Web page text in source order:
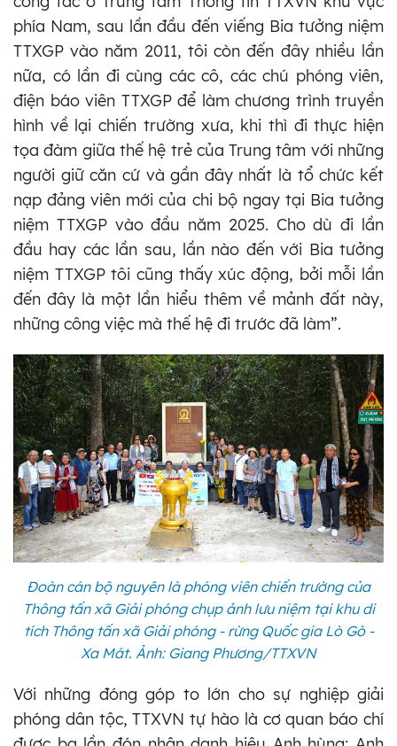
phía Nam, sau lần đầu đến viếng Bia tưởng niệm
TTXGP vào năm 2011, tôi còn đến đây nhiều lần
nữa, có lần đi cùng các cô, các chú phóng viên,
điện báo viên TTXGP để làm chương trình truyền
hình về lại chiến trường xưa, khi thì đi thực hiện
tọa đàm giữa thế hệ trẻ của Trung tâm với những
người giữ căn cứ và gần đây nhất là tổ chức kết
nạp đảng viên mới của chi bộ ngay tại Bia tưởng
niệm TTXGP vào đầu năm 2025. Cho dù đi lần
đầu hay các lần sau, lần nào đến với Bia tưởng
niệm TTXGP tôi cũng thấy xúc động, bởi mỗi lần
đến đây là một lần hiểu thêm về mảnh đất này,
những công việc mà thế hệ đi trước đã làm”.
Đoàn cán bộ nguyên là phóng viên chiến trường của
Thông tấn xã Giải phóng chụp ảnh lưu niệm tại khu di
tích Thông tấn xã Giải phóng - rừng Quốc gia Lò Gò -
Xa Mát. Ảnh: Giang Phương/TTXVN
Với những đóng góp to lớn cho sự nghiệp giải
phóng dân tộc, TTXVN tự hào là cơ quan báo chí